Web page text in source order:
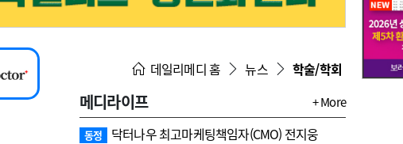
지침·기준·평가 약제급여 심사 결과
데일리메디 홈 뉴스 학술/학회
메디라이프 + More
동정 닥터나우 최고마케팅책임자(CMO) 전지웅